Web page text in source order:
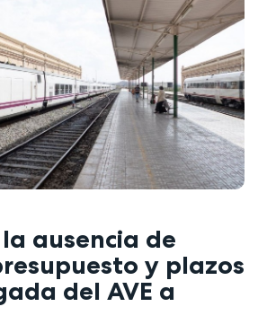
ausencia de
y plazos
del AVE a